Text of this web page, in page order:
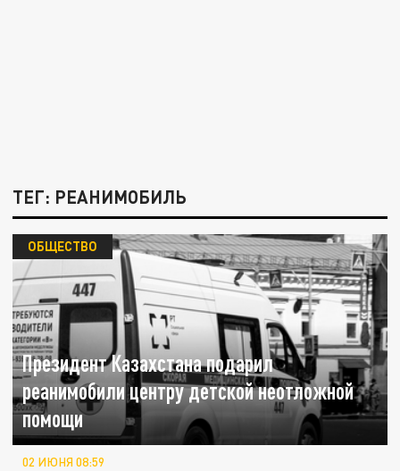
ТЕГ: РЕАНИМОБИЛЬ
Президент Казахстана подарил
реанимобили центру детской неотложной
помощи
ОБЩЕСТВО
02 ИЮНЯ 08:59